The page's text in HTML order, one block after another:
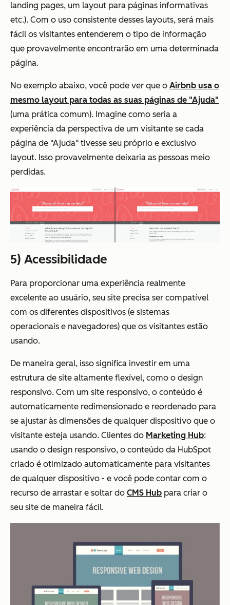
landing pages, um layout para páginas informativas
etc.). Com o uso consistente desses layouts, será mais
fácil os visitantes entenderem o tipo de informação
que provavelmente encontrarão em uma determinada
página.
No exemplo abaixo, você pode ver que o Airbnb usa o
mesmo layout para todas as suas páginas de "Ajuda"
(uma prática comum). Imagine como seria a
experiência da perspectiva de um visitante se cada
página de "Ajuda" tivesse seu próprio e exclusivo
layout. Isso provavelmente deixaria as pessoas meio
perdidas.
5) Acessibilidade
Para proporcionar uma experiência realmente
excelente ao usuário, seu site precisa ser compatível
com os diferentes dispositivos (e sistemas
operacionais e navegadores) que os visitantes estão
usando.
De maneira geral, isso significa investir em uma
estrutura de site altamente flexível, como o design
responsivo. Com um site responsivo, o conteúdo é
automaticamente redimensionado e reordenado para
se ajustar às dimensões de qualquer dispositivo que o
visitante esteja usando. Clientes do Marketing Hub:
usando o design responsivo, o conteúdo da HubSpot
criado é otimizado automaticamente para visitantes
de qualquer dispositivo - e você pode contar com o
recurso de arrastar e soltar do CMS Hub para criar o
seu site de maneira fácil.